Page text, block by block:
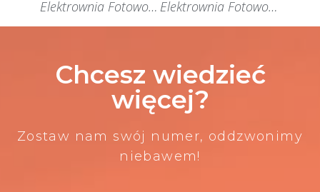
Elektrownia Fotowoltaiczna w Luborzycy Elektrownia Fotowoltaiczna w Krakowie
Chcesz wiedzieć
więcej?
Zostaw nam swój numer, oddzwonimy
niebawem!